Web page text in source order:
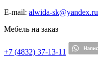
E-mail: alwida-sk@yandex.ru
Мебель на заказ
+7 (4832) 37-13-11